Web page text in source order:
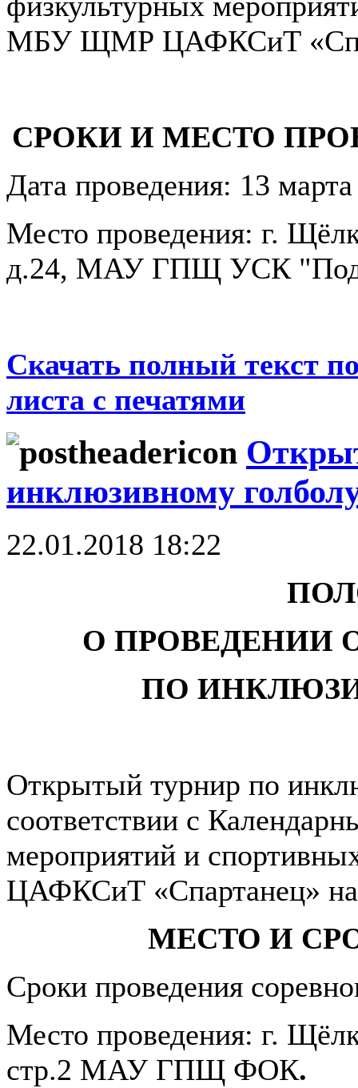
МБУ ЩМР ЦАФКСиТ
СРОКИ И МЕСТО
Дата проведения: 13
Место проведения: г.
д.24, МАУ ГПЩ УСК
Скачать полный текст
листа с печатями
инклюзивному
22.01.2018 18:22
О ПРОВЕДЕНИИ
ПО
Открытый турнир по
соответствии с
мероприятий и
ЦАФКСиТ «Спартанец» на
МЕСТО И
Сроки проведения
Место проведения: г.
стр.2 МАУ ГПЩ ФОК.